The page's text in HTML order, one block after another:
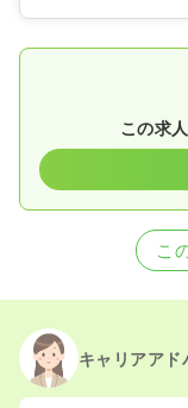
この求
こ
キャリアアド